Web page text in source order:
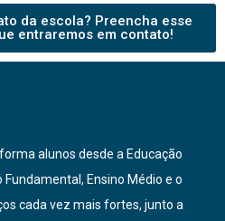
da escola? Preencha esse
entraremos em contato!
alunos desde a Educação
Ensino Médio e o
cada vez mais fortes, junto a